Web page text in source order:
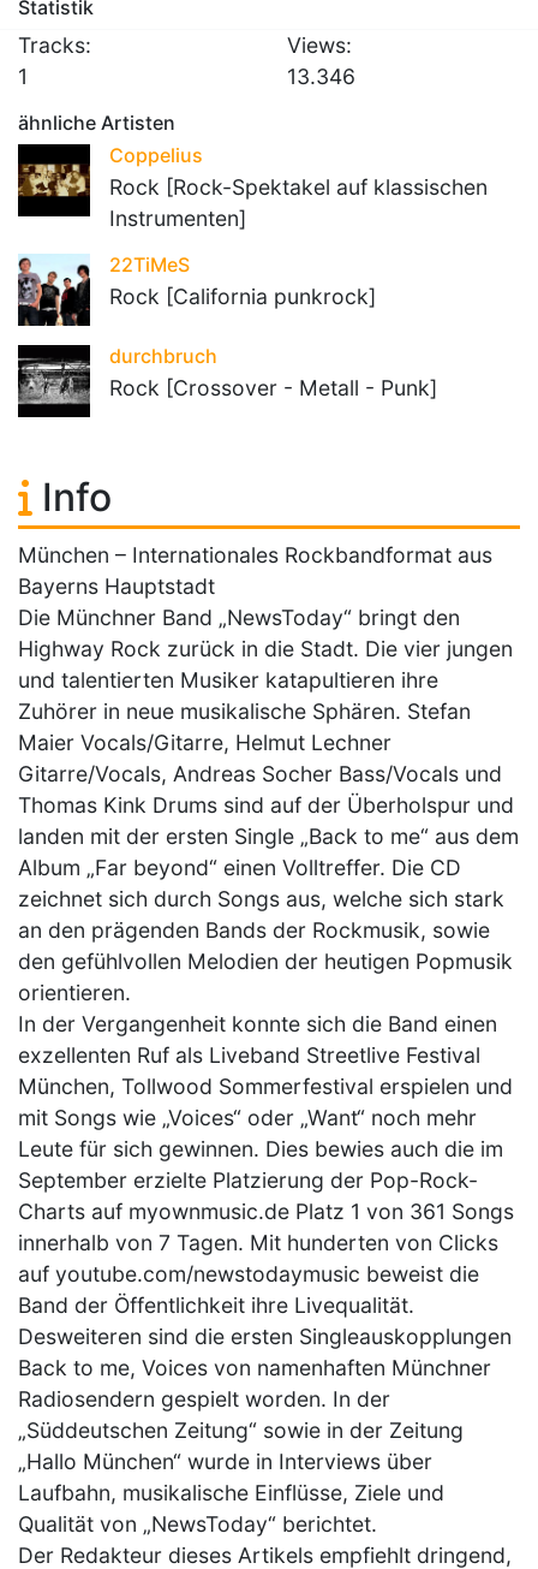
Statistik
Tracks:
1
Views:
13.346
ähnliche Artisten
Coppelius
Rock [Rock-Spektakel auf klassischen
Instrumenten]
22TiMeS
Rock [California punkrock]
durchbruch
Rock [Crossover - Metall - Punk]
Info
München – Internationales Rockbandformat aus
Bayerns Hauptstadt
Die Münchner Band „NewsToday“ bringt den
Highway Rock zurück in die Stadt. Die vier jungen
und talentierten Musiker katapultieren ihre
Zuhörer in neue musikalische Sphären. Stefan
Maier Vocals/Gitarre, Helmut Lechner
Gitarre/Vocals, Andreas Socher Bass/Vocals und
Thomas Kink Drums sind auf der Überholspur und
landen mit der ersten Single „Back to me“ aus dem
Album „Far beyond“ einen Volltreffer. Die CD
zeichnet sich durch Songs aus, welche sich stark
an den prägenden Bands der Rockmusik, sowie
den gefühlvollen Melodien der heutigen Popmusik
orientieren.
In der Vergangenheit konnte sich die Band einen
exzellenten Ruf als Liveband Streetlive Festival
München, Tollwood Sommerfestival erspielen und
mit Songs wie „Voices“ oder „Want“ noch mehr
Leute für sich gewinnen. Dies bewies auch die im
September erzielte Platzierung der Pop-Rock-
Charts auf myownmusic.de Platz 1 von 361 Songs
innerhalb von 7 Tagen. Mit hunderten von Clicks
auf youtube.com/newstodaymusic beweist die
Band der Öffentlichkeit ihre Livequalität.
Desweiteren sind die ersten Singleauskopplungen
Back to me, Voices von namenhaften Münchner
Radiosendern gespielt worden. In der
„Süddeutschen Zeitung“ sowie in der Zeitung
„Hallo München“ wurde in Interviews über
Laufbahn, musikalische Einflüsse, Ziele und
Qualität von „NewsToday“ berichtet.
Der Redakteur dieses Artikels empfiehlt dringend,